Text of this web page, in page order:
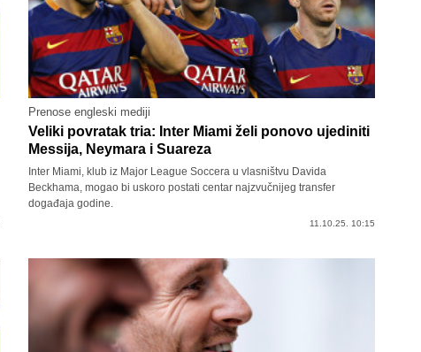
Prenose engleski mediji
Veliki povratak tria: Inter Miami želi ponovo ujediniti
Messija, Neymara i Suareza
Inter Miami, klub iz Major League Soccera u vlasništvu Davida
Beckhama, mogao bi uskoro postati centar najzvučnijeg transfer
događaja godine.
11.10.25. 10:15